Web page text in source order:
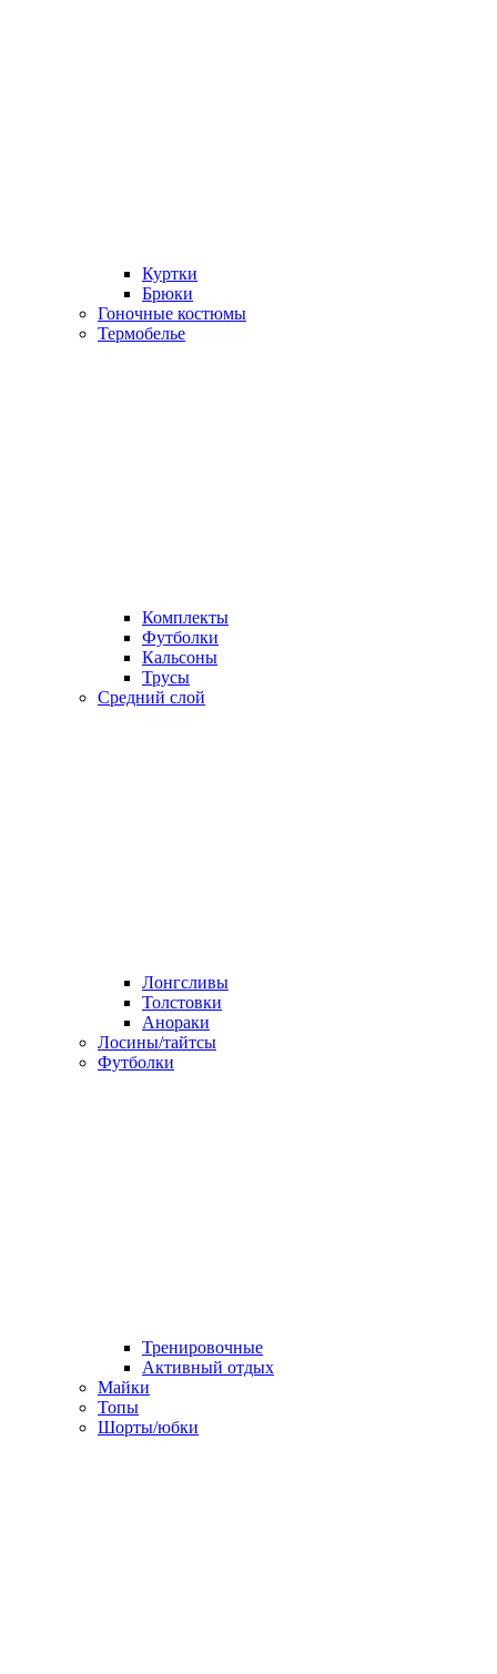
Куртки
Брюки
Гоночные костюмы
Термобелье
Комплекты
Футболки
Кальсоны
Трусы
Средний слой
Лонгсливы
Толстовки
Анораки
Лосины/тайтсы
Футболки
Тренировочные
Активный отдых
Майки
Топы
Шорты/юбки